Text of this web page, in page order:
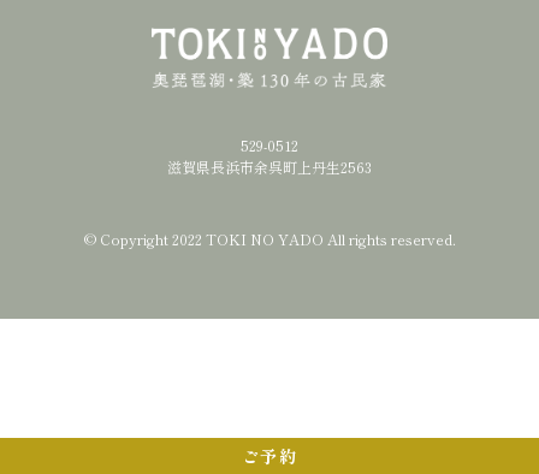
529-0512
滋賀県長浜市余呉町上丹生2563
© Copyright 2022 TOKI NO YADO All rights reserved.
ご予約